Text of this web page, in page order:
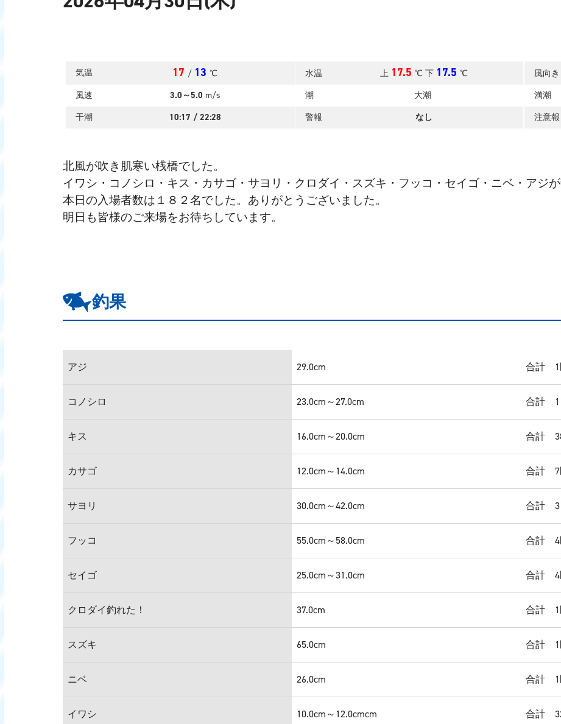
気温 17 / 13 ℃ 水温 上 17.5 ℃ 下 17.5 ℃ 風向き
風速
3.0～5.0 m/s 潮 大潮 満潮
干潮
10:17 / 22:28 警報 なし 注意報
北風が吹き肌寒い桟橋でした。
イワシ・コノシロ・キス・カサゴ・サヨリ・クロダイ・スズキ・フッコ・セイゴ・ニベ・アジが
本日の入場者数は１８２名でした。ありがとうございました。
明日も皆様のご来場をお待ちしています。
釣果
アジ 29.0cm 合計 1
コノシロ 23.0cm～27.0cm 合計
キス 16.0cm～20.0cm 合計
カサゴ 12.0cm～14.0cm 合計 7
サヨリ 30.0cm～42.0cm 合計
フッコ 55.0cm～58.0cm 合計 4
セイゴ 25.0cm～31.0cm 合計 4
クロダイ釣れた！ 37.0cm 合計 1
スズキ 65.0cm 合計 1
ニベ 26.0cm 合計 1
イワシ 10.0cm～12.0cmcm 合計